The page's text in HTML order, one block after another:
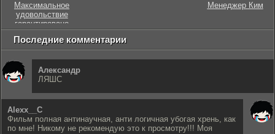
Максимальное
удовольствие
гарантировано
Менеджер Ким
Последние комментарии
Александр
ЛЯШС
Alexx__C
Фильм полная антинаучная, анти логичная убогая хрень, как
по мне! Никому не рекомендую это к просмотру!!! Моя